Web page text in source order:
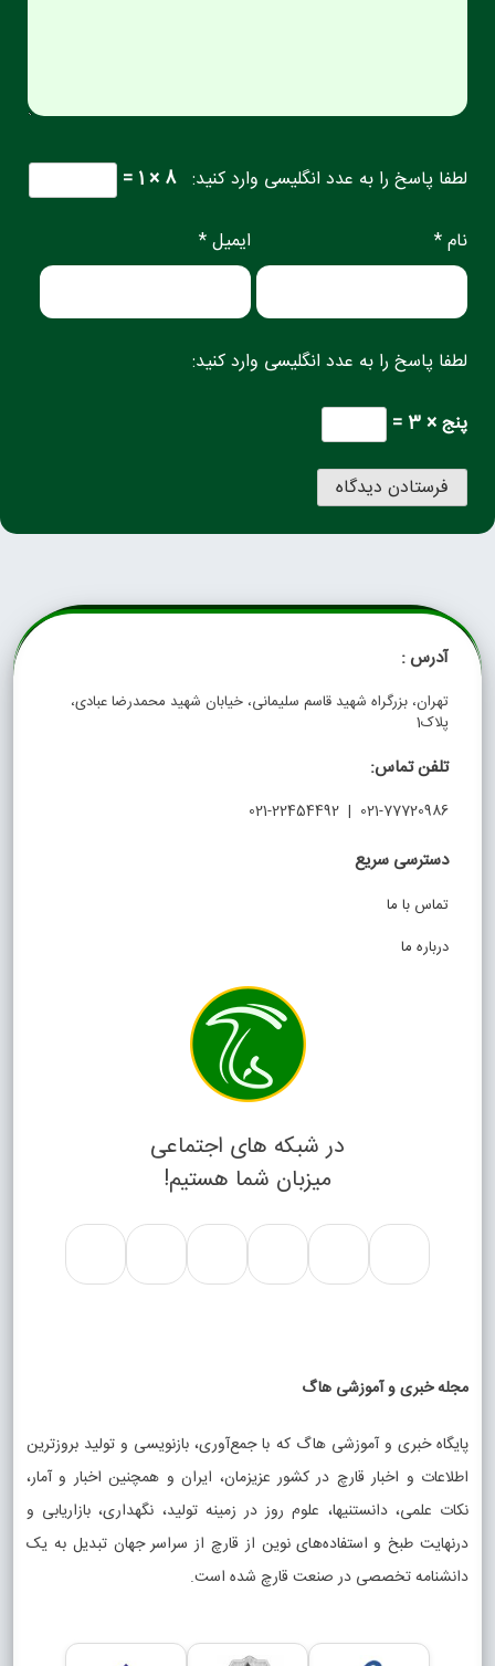
لطفا پاسخ را به عدد انگلیسی وارد کنید: 8 × 1 =
نام * ایمیل *
لطفا پاسخ را به عدد انگلیسی وارد کنید:
پنج × 3 =
آدرس :
تهران، بزرگراه شهید قاسم سلیمانی، خیابان شهید محمدرضا عبادی،
پلاک1
تلفن تماس:
021-77720986 | 021-22454492
دسترسی سریع
تماس با ما
درباره ما
در شبکه های اجتماعی
میزبان شما هستیم!
مجله خبری و آموزشی هاگ
پایگاه خبری و آموزشی هاگ که با جمع‌آوری، بازنویسی و تولید بروزترین
اطلاعات و اخبار قارچ در کشور عزیزمان، ایران و همچنین اخبار و آمار،
نکات علمی، دانستنیها، علوم روز در زمینه تولید، نگهداری، بازاریابی و
درنهایت طبخ و استفاده‌های نوین از قارچ از سراسر جهان تبدیل به یک
دانشنامه تخصصی در صنعت قارچ شده است.